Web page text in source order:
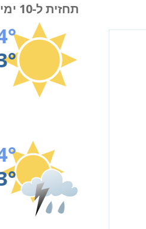
תחזית ל-10 ימים הקרובים